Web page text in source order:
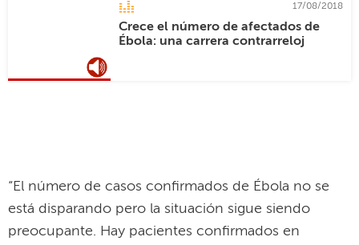
17/08/2018
Crece el número de afectados de
Ébola: una carrera contrarreloj
“El número de casos confirmados de Ébola no se
está disparando pero la situación sigue siendo
preocupante. Hay pacientes confirmados en